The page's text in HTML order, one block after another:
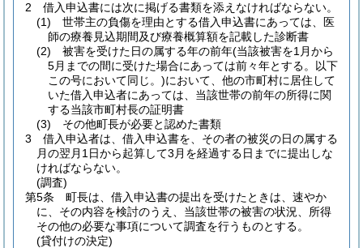
2
借入申込書には次に掲げる書類を添えなければならない。
(1)
世帯主の負傷を理由とする借入申込書にあっては、医
師の療養見込期間及び療養概算額を記載した診断書
(2)
被害を受けた日の属する年の前年(当該被害を1月から
5月までの間に受けた場合にあっては前々年とする。以下
この号において同じ。)において、他の市町村に居住して
いた借入申込者にあっては、当該世帯の前年の所得に関
する当該市町村長の証明書
(3)
その他町長が必要と認めた書類
3
借入申込者は、借入申込書を、その者の被災の日の属する
月の翌月1日から起算して3月を経過する日までに提出しな
ければならない。
(調査)
第5条
町長は、借入申込書の提出を受けたときは、速やか
に、その内容を検討のうえ、当該世帯の被害の状況、所得
その他の必要な事項について調査を行うものとする。
(貸付けの決定)